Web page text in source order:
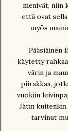
menivät, niin
että ovat
myös
Pääsiäinen
käytetty
värin ja
piirakkaa,
vuokiin
Jätin
tarvinut